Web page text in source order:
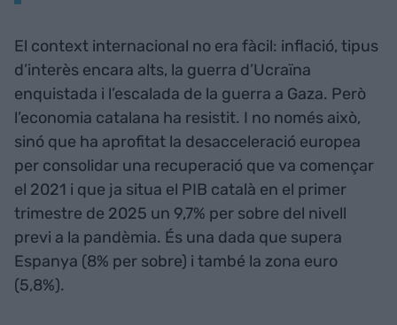
El context internacional no era fàcil: inflació, tipus
d’interès encara alts, la guerra d’Ucraïna
enquistada i l’escalada de la guerra a Gaza. Però
l’economia catalana ha resistit. I no només això,
sinó que ha aprofitat la desacceleració europea
per consolidar una recuperació que va començar
el 2021 i que ja situa el PIB català en el primer
trimestre de 2025 un 9,7% per sobre del nivell
previ a la pandèmia. És una dada que supera
Espanya (8% per sobre) i també la zona euro
(5,8%).